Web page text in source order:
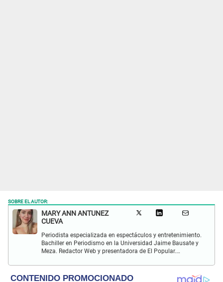
SOBRE EL AUTOR:
MARY ANN ANTUNEZ
CUEVA
Periodista especializada en espectáculos y entretenimiento.
Bachiller en Periodismo en la Universidad Jaime Bausate y
Meza. Redactor Web y presentadora de El Popular.
y espectáculos internacional.